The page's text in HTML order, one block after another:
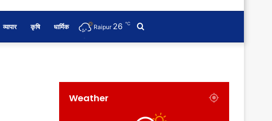
व्यापार कृषि धार्मिक Raipur 26 ℃
Weather